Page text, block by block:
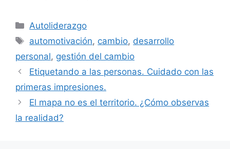
Categorías
Autoliderazgo
Etiquetas
automotivación, cambio, desarrollo
personal, gestión del cambio
Etiquetando a las personas. Cuidado con las
primeras impresiones.
El mapa no es el territorio. ¿Cómo observas
la realidad?